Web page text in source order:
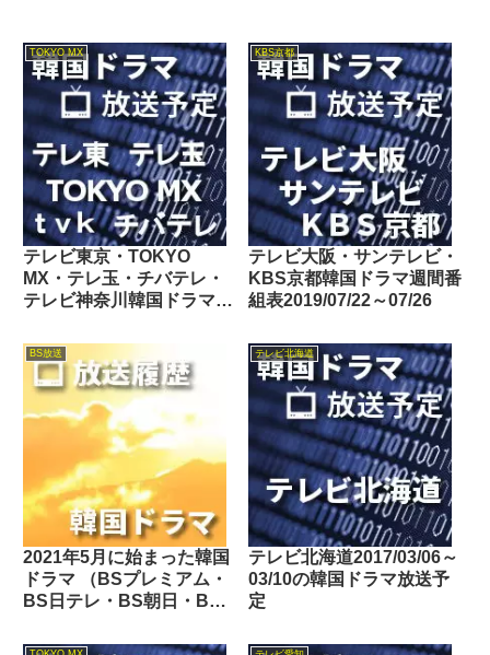
TOKYO MX
テレビ東京・TOKYO
MX・テレ玉・チバテレ・
テレビ神奈川韓国ドラマ週
02/02
KBS京都
テレビ大阪・サンテレビ・
KBS京都韓国ドラマ週間番
組表2019/07/22～07/26
BS放送
2021年5月に始まった韓国
ドラマ （BSプレミアム・
BS日テレ・BS朝日・BS-
ジ・BS11・BS12・テレビ
テレビ北海道
テレビ北海道2017/03/06～
03/10の韓国ドラマ放送予
定